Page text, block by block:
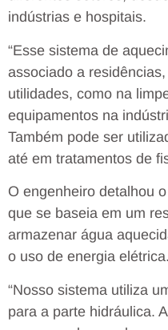
indústrias e hospitais.
“Esse sistema de
associado a
utilidades, como na
equipamentos na
Também pode ser
até em tratamentos de
O engenheiro detalhou
que se baseia em um
armazenar água
o uso de energia elétrica.
“Nosso sistema utiliza
para a parte hidráulica.